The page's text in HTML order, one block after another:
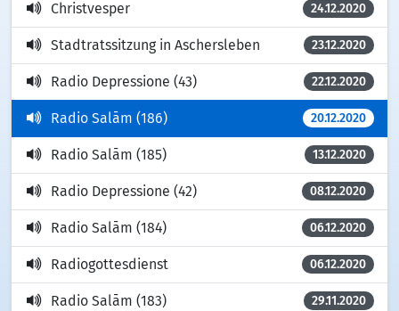
Christvesper 24.12.2020
Stadtratssitzung in Aschersleben 23.12.2020
Radio Depressione (43) 22.12.2020
Radio Salām (186) 20.12.2020
Radio Salām (185) 13.12.2020
Radio Depressione (42) 08.12.2020
Radio Salām (184) 06.12.2020
Radiogottesdienst 06.12.2020
Radio Salām (183) 29.11.2020